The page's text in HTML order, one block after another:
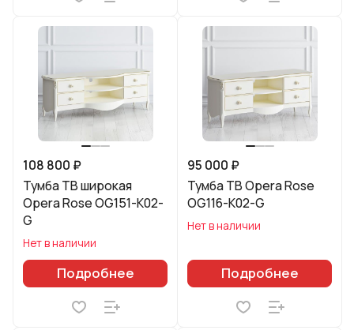
108 800 ₽
Тумба ТВ широкая
Opera Rose OG151-K02-
G
Нет в наличии
Подробнее
95 000 ₽
Тумба ТВ Opera Rose
OG116-K02-G
Нет в наличии
Подробнее